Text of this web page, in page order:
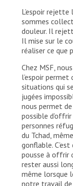
L’espoir
sommes
douleur. Il
Il mise sur le
réaliser ce que
Chez MSF,
l’espoir permet
situations qui
jugées
nous permet
possible
personnes
du Tchad,
gonflable.
pousse à offrir
rester aussi
même lorsque
notre travail